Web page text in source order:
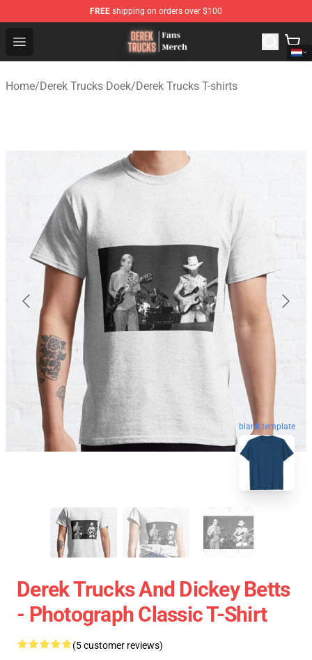
FREE shipping on orders over $100
Open menu
Derek Trucks Store - Official Derek Trucks Merchandise
Home/Derek Trucks Doek/Derek Trucks T-shirts
blank template
Derek Trucks And Dickey Betts
- Photograph Classic T-Shirt
(5 customer reviews)